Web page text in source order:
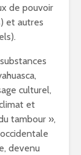
de pouvoir
et autres
culturel,
et
tambour »,
devenu